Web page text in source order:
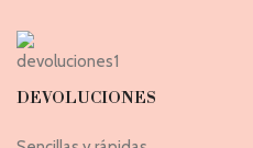
DEVOLUCIONES